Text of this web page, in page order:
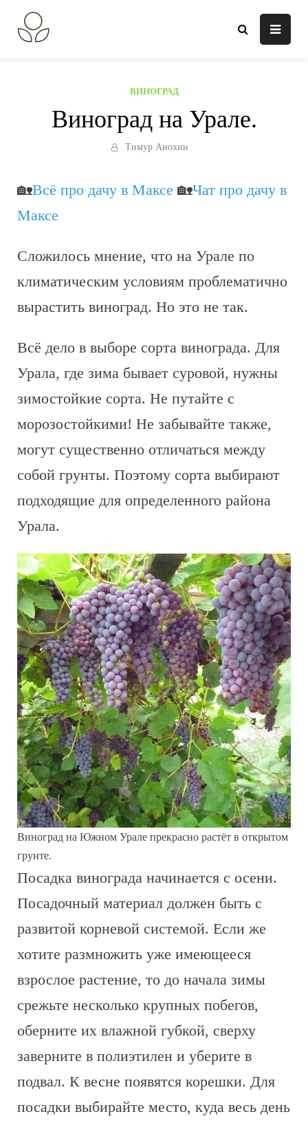
содержанию
ВИНОГРАД
Виноград на Урале.
Тимур Анохин
🏡Всё про дачу в Максе 🏡Чат про дачу в
Максе
Сложилось мнение, что на Урале по
климатическим условиям проблематично
вырастить виноград. Но это не так.
Всё дело в выборе сорта винограда. Для
Урала, где зима бывает суровой, нужны
зимостойкие сорта. Не путайте с
морозостойкими! Не забывайте также,
могут существенно отличаться между
собой грунты. Поэтому сорта выбирают
подходящие для определенного района
Урала.
Виноград на Южном Урале прекрасно растёт в открытом
грунте.
Посадка винограда начинается с осени.
Посадочный материал должен быть с
развитой корневой системой. Если же
хотите размножить уже имеющееся
взрослое растение, то до начала зимы
срежьте несколько крупных побегов,
оберните их влажной губкой, сверху
заверните в полиэтилен и уберите в
подвал. К весне появятся корешки. Для
посадки выбирайте место, куда весь день